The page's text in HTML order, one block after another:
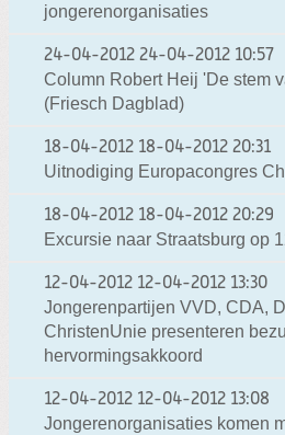
jongerenorganisaties
24-04-2012 24-04-2012 10:57
Column Robert Heij 'De stem
(Friesch Dagblad)
18-04-2012 18-04-2012 20:31
Uitnodiging Europacongres
18-04-2012 18-04-2012 20:29
Excursie naar Straatsburg op
12-04-2012 12-04-2012 13:30
Jongerenpartijen VVD, CDA,
ChristenUnie presenteren
hervormingsakkoord
12-04-2012 12-04-2012 13:08
Jongerenorganisaties komen